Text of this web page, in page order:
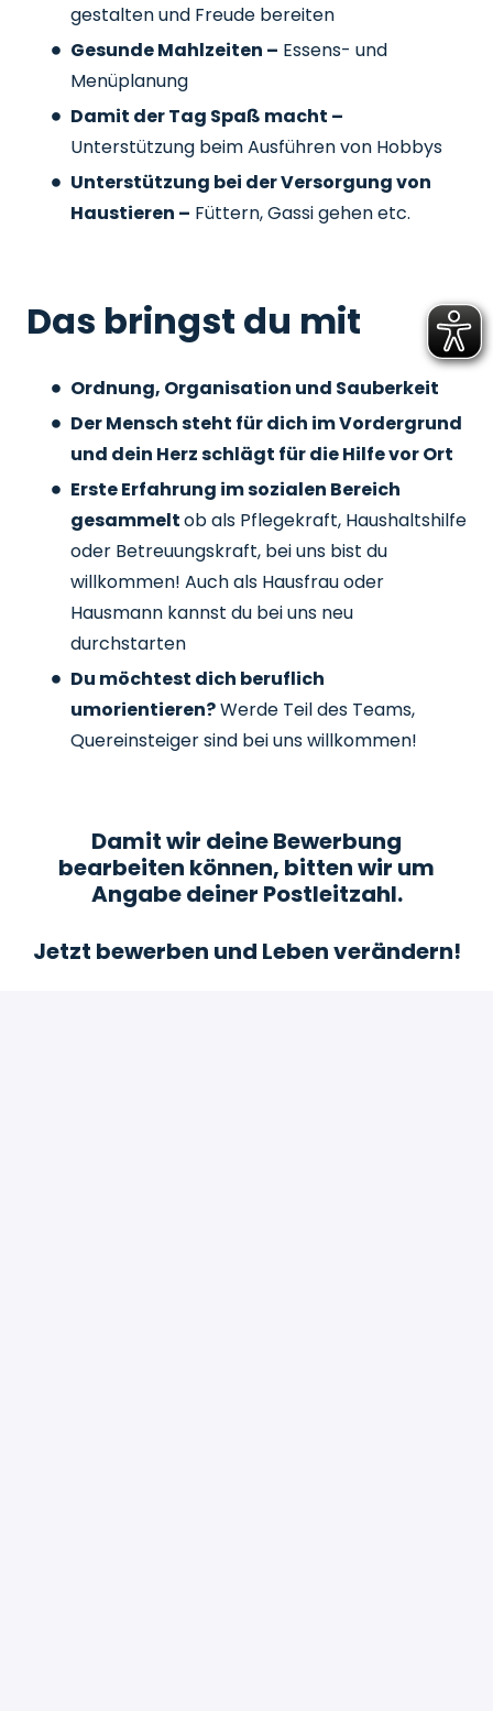
gestalten und Freude bereiten
Gesunde Mahlzeiten – Essens- und
Menüplanung
Damit der Tag Spaß macht –
Unterstützung beim Ausführen von Hobbys
Unterstützung bei der Versorgung von
Haustieren – Füttern, Gassi gehen etc.
Das bringst du mit
Ordnung, Organisation und Sauberkeit
Der Mensch steht für dich im Vordergrund
und dein Herz schlägt für die Hilfe vor Ort
Erste Erfahrung im sozialen Bereich
gesammeltob als Pflegekraft, Haushaltshilfe
oder Betreuungskraft, bei uns bist du
willkommen! Auch als Hausfrau oder
Hausmann kannst du bei uns neu
durchstarten
Du möchtest dich beruflich
umorientieren?Werde Teil des Teams,
Quereinsteiger sind bei uns willkommen!
Damit wir deine Bewerbung
bearbeiten können, bitten wir um
Angabe deiner Postleitzahl.
Jetzt bewerben und Leben verändern!